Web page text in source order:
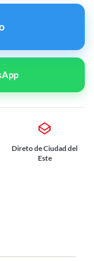
Direto de Ciudad del
Este